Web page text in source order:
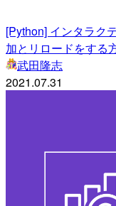
[Python] インタラク
加とリロードをする
武田隆志
2021.07.31